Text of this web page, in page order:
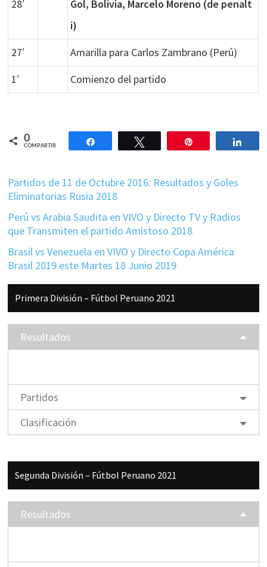
28′
Gol, Bolivia, Marcelo Moreno (de penalt
i)
27′
Amarilla para Carlos Zambrano (Perú)
1′
Comienzo del partido
0
COMPARTIR
Compartir
Partidos de 11 de Octubre 2016: Resultados y Goles
Eliminatorias Rusia 2018
Perú vs Arabia Saudita en VIVO y Directo TV y Radios
que Transmiten el partido Amistoso 2018
Brasil vs Venezuela en VIVO y Directo Copa América
Brasil 2019 este Martes 18 Junio 2019
Barra
lateral
principal
Primera División – Fútbol Peruano 2021
Resultados
Partidos
Clasificación
Segunda División – Fútbol Peruano 2021
Resultados